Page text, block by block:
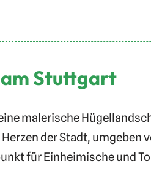
Stuttgart
malerische
der Stadt, umgeben
für Einheimische und